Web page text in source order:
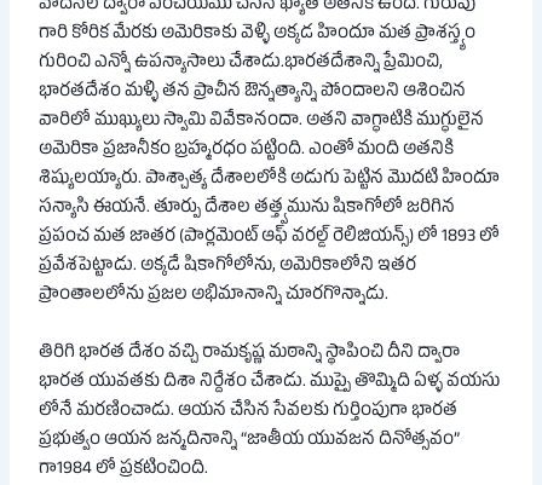
వాదనల ద్వారా పరిచయము చేసిన ఖ్యాతి అతనికి ఉంది. గురువు
గారి కోరిక మేరకు అమెరికాకు వెళ్ళి అక్కడ హిందూ మత ప్రాశస్త్యం
గురించి ఎన్నో ఉపన్యాసాలు చేశాడు.భారతదేశాన్ని ప్రేమించి,
భారతదేశం మళ్ళి తన ప్రాచీన ఔన్నత్యాన్ని పోందాలని ఆశించిన
వారిలో ముఖ్యులు స్వామి వివేకానందా. అతని వాగ్ధాటికి ముగ్ధులైన
అమెరికా ప్రజానీకం బ్రహ్మరధం పట్టింది. ఎంతో మంది అతనికి
శిష్యులయ్యారు. పాశ్చాత్య దేశాలలోకి అడుగు పెట్టిన మొదటి హిందూ
సన్యాసి ఈయనే. తూర్పు దేశాల తత్త్వమును షికాగోలో జరిగిన
ప్రపంచ మత జాతర (పార్లమెంట్ ఆఫ్ వరల్డ్ రెలిజియన్స్) లో 1893 లో
ప్రవేశపెట్టాడు. అక్కడే షికాగోలోను, అమెరికాలోని ఇతర
ప్రాంతాలలోను ప్రజల అభిమానాన్ని చూరగొన్నాడు.
తిరిగి భారత దేశం వచ్చి రామకృష్ణ మఠాన్ని స్థాపించి దీని ద్వారా
భారత యువతకు దిశా నిర్దేశం చేశాడు. ముప్పై తొమ్మిది ఏళ్ళ వయసు
లోనే మరణించాడు. ఆయన చేసిన సేవలకు గుర్తింపుగా భారత
ప్రభుత్వం ఆయన జన్మదినాన్ని “జాతీయ యువజన దినోత్సవం”
గా1984 లో ప్రకటించింది.